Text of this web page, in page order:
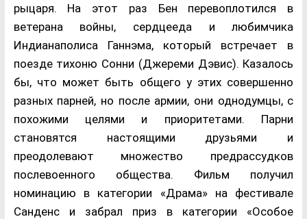
рыцаря. На этот раз Бен перевоплотился в
ветерана войны, сердцееда и любимчика
Индианаполиса Ганнэма, который встречает в
поезде тихоню Сонни (Джереми Дэвис). Казалось
бы, что может быть общего у этих совершенно
разных парней, но после армии, они однодумцы, с
похожими целями и приоритетами. Парни
становятся настоящими друзьями и
преодолевают множество предрассудков
послевоенного общества. Фильм получил
номинацию в категории «Драма» на фестивале
Санденс и забрал приз в категории «Особое